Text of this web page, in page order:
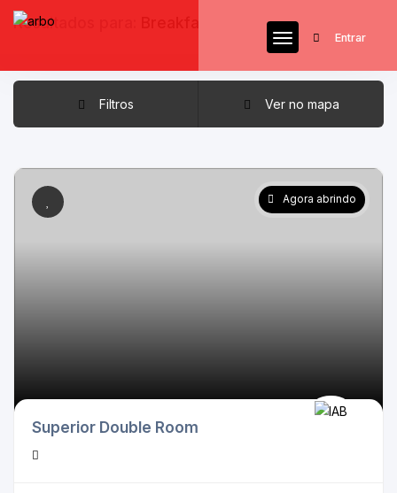
Entrar
Resultados para:
Filtros Ver no mapa
Agora abrindo
Superior Double Room